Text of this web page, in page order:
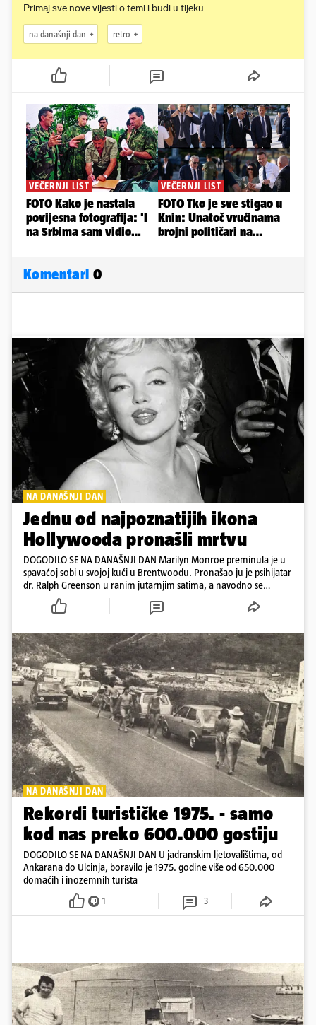
Primaj sve nove vijesti o temi i budi u tijeku
na današnji dan retro
Komentari 0
NA DANAŠNJI DAN
Jednu od najpoznatijih ikona
Hollywooda pronašli mrtvu
DOGODILO SE NA DANAŠNJI DAN Marilyn Monroe preminula je u
spavaćoj sobi u svojoj kući u Brentwoodu. Pronašao ju je psihijatar
dr. Ralph Greenson u ranim jutarnjim satima, a navodno se
predozirala
NA DANAŠNJI DAN
Rekordi turističke 1975. - samo
kod nas preko 600.000 gostiju
DOGODILO SE NA DANAŠNJI DAN U jadranskim ljetovalištima, od
Ankarana do Ulcinja, boravilo je 1975. godine više od 650.000
domaćih i inozemnih turista
1 3